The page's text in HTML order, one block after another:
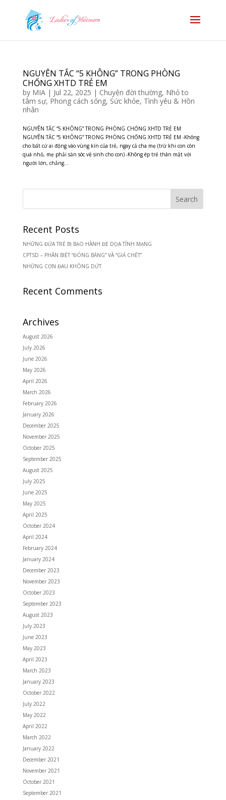
NGUYÊN TẮC “5 KHÔNG” TRONG PHÒNG
CHỐNG XHTD TRẺ EM
by MIA| Jul 22, 2025 | Chuyện đời thường, Nhỏ to
tâm sự, Phong cách sống, Sức khỏe, Tình yêu & Hôn
nhân
NGUYÊN TẮC “5 KHÔNG” TRONG PHÒNG CHỐNG XHTD TRẺ EM
NGUYÊN TẮC “5 KHÔNG” TRONG PHÒNG CHỐNG XHTD TRẺ EM -Không
cho bất cứ ai động vào vùng kín của trẻ, ngay cả cha mẹ (trừ khi con còn
quá nhỏ, mẹ phải săn sóc vệ sinh cho con) -Không ép trẻ thân mật với
người lớn, chẳng...
Recent Posts
NHỮNG ĐỨA TRẺ BỊ BẠO HÀNH ĐE DỌA TÍNH MẠNG
CPTSD – PHÂN BIỆT “ĐÓNG BĂNG” VÀ “GIẢ CHẾT”
NHỮNG CƠN ĐAU KHÔNG DỨT
Recent Comments
Archives
August 2026
July 2026
June 2026
May 2026
April 2026
March 2026
February 2026
January 2026
December 2025
November 2025
October 2025
September 2025
August 2025
July 2025
June 2025
May 2025
April 2025
October 2024
April 2024
February 2024
January 2024
December 2023
November 2023
October 2023
September 2023
August 2023
July 2023
June 2023
May 2023
April 2023
March 2023
January 2023
October 2022
July 2022
May 2022
April 2022
March 2022
January 2022
December 2021
November 2021
October 2021
September 2021